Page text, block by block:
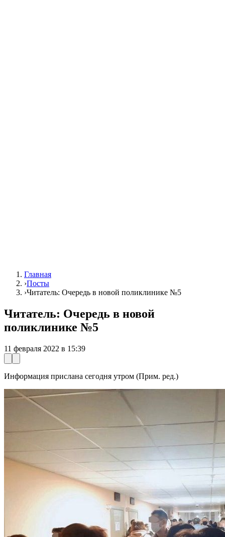
Главная
›Посты
›Читатель: Очередь в новой поликлинике №5
Читатель: Очередь в новой
поликлинике №5
11 февраля 2022 в 15:39
Информация прислана сегодня утром (Прим. ред.)